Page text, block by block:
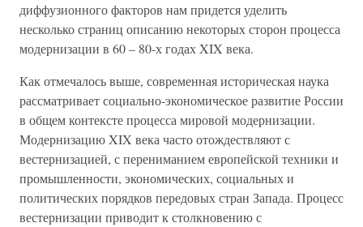
диффузионного факторов нам придется уделить
несколько страниц описанию некоторых сторон процесса
модернизации в 60 – 80-х годах XIX века.
Как отмечалось выше, современная историческая наука
рассматривает социально-экономическое развитие России
в общем контексте процесса мировой модернизации.
Модернизацию XIX века часто отождествляют с
вестернизацией, с перениманием европейской техники и
промышленности, экономических, социальных и
политических порядков передовых стран Запада. Процесс
вестернизации приводит к столкновению с